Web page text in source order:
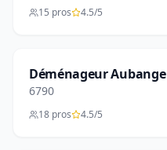
15 pros 4.5/5
Déménageur Aubange
6790
18 pros 4.5/5